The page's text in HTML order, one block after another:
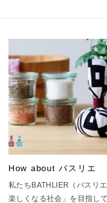
How about バスリエ
私たちBATHLIER（バスリ
楽しくなる社会」を目指して